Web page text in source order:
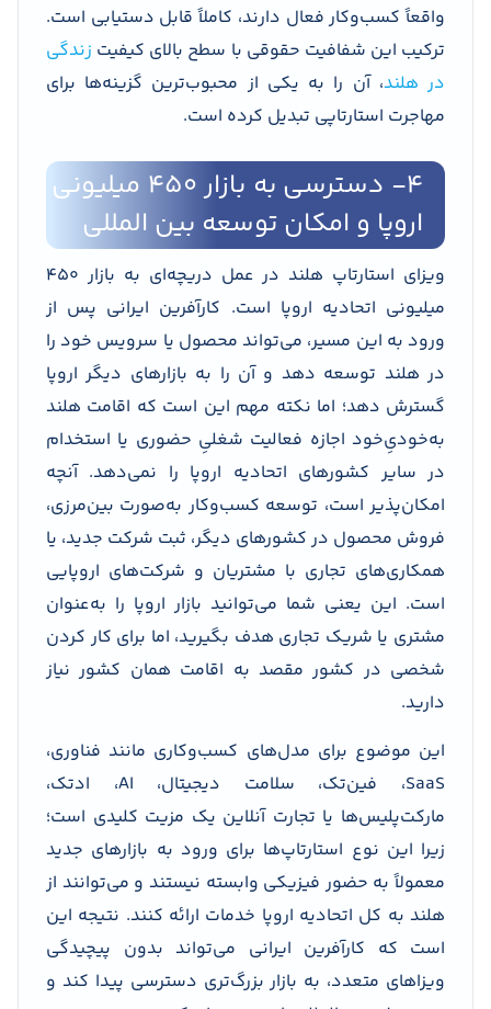
واقعاً کسب‌وکار فعال دارند، کاملاً قابل دستیابی است.
ترکیب این شفافیت حقوقی با سطح بالای کیفیت زندگی
در هلند، آن را به یکی از محبوب‌ترین گزینه‌ها برای
مهاجرت استارتاپی تبدیل کرده است.
۴- دسترسی به بازار ۴۵۰ میلیونی
اروپا و امکان توسعه بین المللی
ویزای استارتاپ هلند در عمل دریچه‌ای به بازار ۴۵۰
میلیونی اتحادیه اروپا است. کارآفرین ایرانی پس از
ورود به این مسیر، می‌تواند محصول یا سرویس خود را
در هلند توسعه دهد و آن را به بازارهای دیگر اروپا
گسترش دهد؛ اما نکته مهم این است که اقامت هلند
به‌خودیِ‌خود اجازه فعالیت شغلیِ حضوری یا استخدام
در سایر کشورهای اتحادیه اروپا را نمی‌دهد. آنچه
امکان‌پذیر است، توسعه کسب‌وکار به‌صورت بین‌مرزی،
فروش محصول در کشورهای دیگر، ثبت شرکت جدید، یا
همکاری‌های تجاری با مشتریان و شرکت‌های اروپایی
است. این یعنی شما می‌توانید بازار اروپا را به‌عنوان
مشتری یا شریک تجاری هدف بگیرید، اما برای کار کردن
شخصی در کشور مقصد به اقامت همان کشور نیاز
دارید.
این موضوع برای مدل‌های کسب‌وکاری مانند فناوری،
SaaS، فین‌تک، سلامت دیجیتال، AI، ادتک،
مارکت‌پلیس‌ها یا تجارت آنلاین یک مزیت کلیدی است؛
زیرا این نوع استارتاپ‌ها برای ورود به بازارهای جدید
معمولاً به حضور فیزیکی وابسته نیستند و می‌توانند از
هلند به کل اتحادیه اروپا خدمات ارائه کنند. نتیجه این
است که کارآفرین ایرانی می‌تواند بدون پیچیدگی
ویزاهای متعدد، به بازار بزرگ‌تری دسترسی پیدا کند و